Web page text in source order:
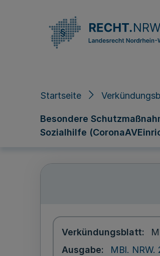
Startseite
Besondere
Sozialhilfe
Verkündungsblatt
Ausgabe
MBl. NRW.